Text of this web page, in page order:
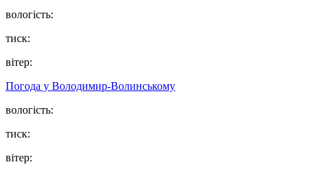
вологість:
тиск:
вітер:
Погода у Володимир-Волинському
вологість:
тиск:
вітер: